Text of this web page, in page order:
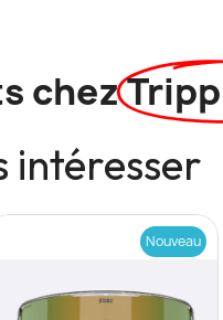
chez
intéresser
Nouveau